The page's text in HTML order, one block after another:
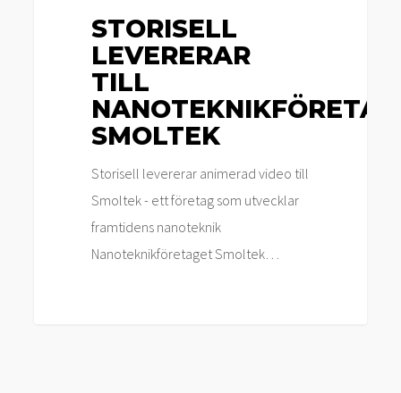
STORISELL
LEVERERAR
TILL
SMOLTEK
Storisell levererar animerad video till
Smoltek - ett företag som utvecklar
framtidens nanoteknik
Nanoteknikföretaget Smoltek…